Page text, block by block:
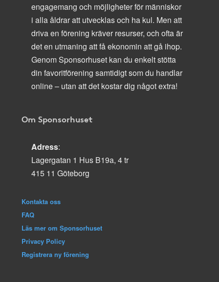
engagemang och möjligheter för människor
i alla åldrar att utvecklas och ha kul. Men att
driva en förening kräver resurser, och ofta är
det en utmaning att få ekonomin att gå ihop.
Genom Sponsorhuset kan du enkelt stötta
din favoritförening samtidigt som du handlar
online – utan att det kostar dig något extra!
Om Sponsorhuset
Adress:
Lagergatan 1 Hus B19a, 4 tr
415 11 Göteborg
Kontakta oss
FAQ
Läs mer om Sponsorhuset
Privacy Policy
Registrera ny förening